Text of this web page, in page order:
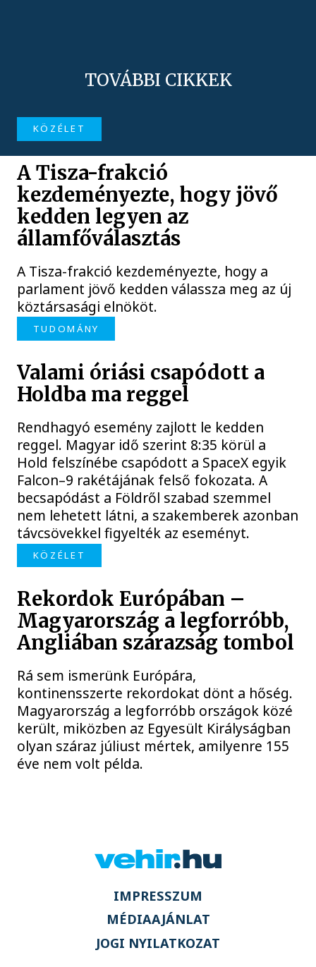
TOVÁBBI CIKKEK
KÖZÉLET
A Tisza-frakció
kezdeményezte, hogy jövő
kedden legyen az
államfőválasztás
A Tisza-frakció kezdeményezte, hogy a
parlament jövő kedden válassza meg az új
köztársasági elnököt.
TUDOMÁNY
Valami óriási csapódott a
Holdba ma reggel
Rendhagyó esemény zajlott le kedden
reggel. Magyar idő szerint 8:35 körül a
Hold felszínébe csapódott a SpaceX egyik
Falcon–9 rakétájának felső fokozata. A
becsapódást a Földről szabad szemmel
nem lehetett látni, a szakemberek azonban
távcsövekkel figyelték az eseményt.
KÖZÉLET
Rekordok Európában –
Magyarország a legforróbb,
Angliában szárazság tombol
Rá sem ismerünk Európára,
kontinensszerte rekordokat dönt a hőség.
Magyarország a legforróbb országok közé
került, miközben az Egyesült Királyságban
olyan száraz júliust mértek, amilyenre 155
éve nem volt példa.
IMPRESSZUM
MÉDIAAJÁNLAT
JOGI NYILATKOZAT